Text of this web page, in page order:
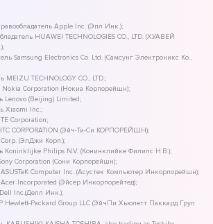
Apple Inc. (Эпл Инк.);
HUAWEI TECHNOLOGIES CO., LTD. (ХУАВЕЙ
Samsung Electronics Co. Ltd. (Самсунг Электроникс Ко.,
MEIZU TECHNOLOGY CO., LTD.;
Nokia Corporation (Нокиа Корпорейшн);
Lenovo (Beijing) Limited;
Xiaomi Inc.;
Corporation;
CORPORATION (Эйч-Ти-Си КОРПОРЕЙШН);
Corp. (ЭлДжи Корп.);
Koninklijke Philips N.V. (Конинклийке Филипс Н.В.);
Corporation (Сони Корпорейшн);
ASUSTeK Computer Inc. (Асустек Компьютер Инкорпорейшн);
Acer Incorporated (Эйсер Инкорпорейтед);
Inc.(Делл Инк.);
Hewlett-Packard Group LLC (ЭйчПи Хьюлетт Паккард Груп